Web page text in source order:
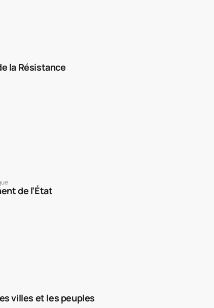
la Résistance
de l’État
villes et les peuples